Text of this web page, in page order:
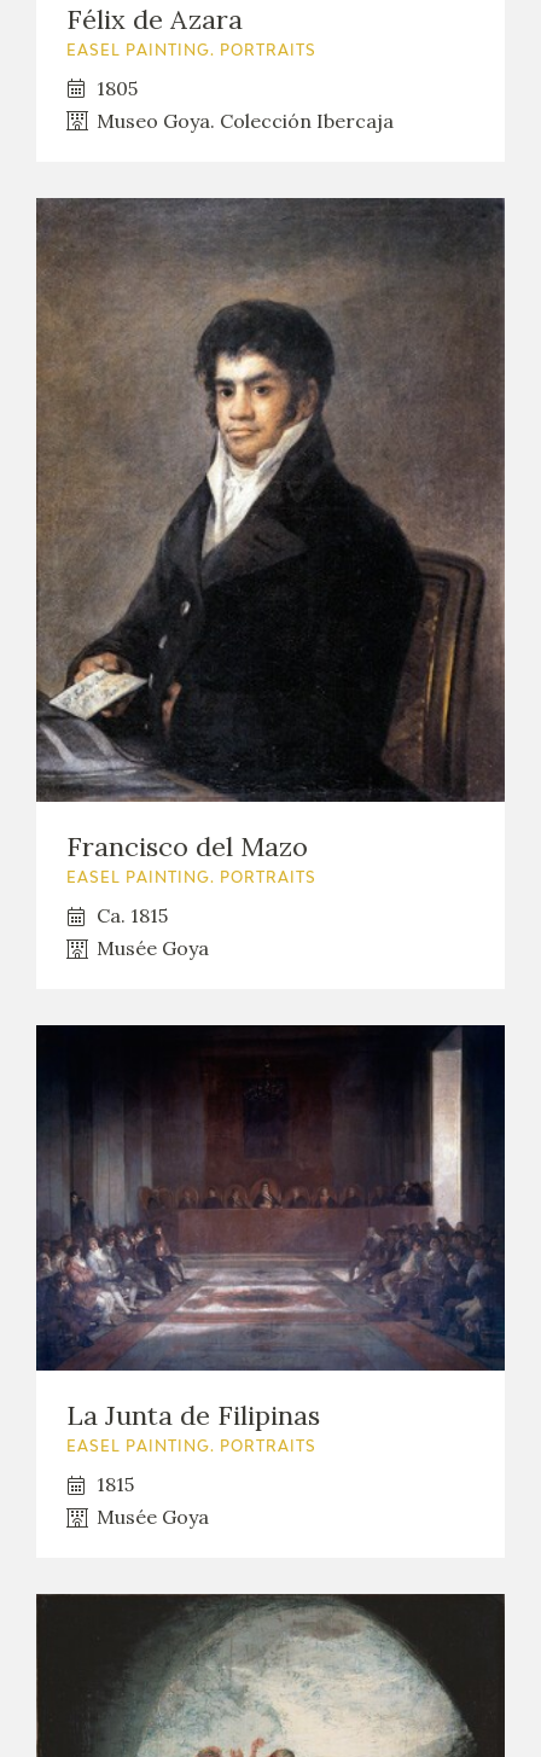
Félix de Azara
EASEL PAINTING. PORTRAITS
1805
Museo Goya. Colección Ibercaja
Francisco del Mazo
EASEL PAINTING. PORTRAITS
Ca. 1815
Musée Goya
La Junta de Filipinas
EASEL PAINTING. PORTRAITS
1815
Musée Goya